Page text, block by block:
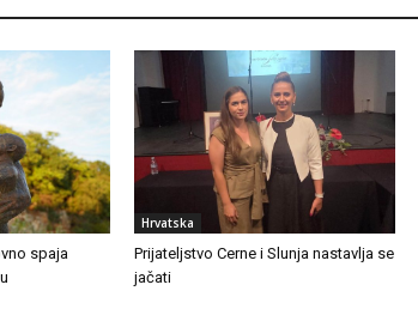
spaja
Hrvatska
Prijateljstvo Cerne i Slunja nastavlja se
jačati